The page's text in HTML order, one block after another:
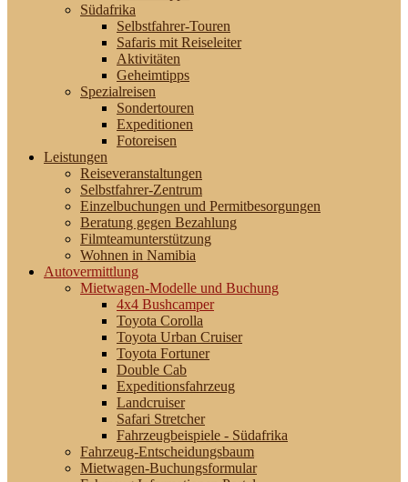
Südafrika
Selbstfahrer-Touren
Safaris mit Reiseleiter
Aktivitäten
Geheimtipps
Spezialreisen
Sondertouren
Expeditionen
Fotoreisen
Leistungen
Reiseveranstaltungen
Selbstfahrer-Zentrum
Einzelbuchungen und Permitbesorgungen
Beratung gegen Bezahlung
Filmteamunterstützung
Wohnen in Namibia
Autovermittlung
Mietwagen-Modelle und Buchung
4x4 Bushcamper
Toyota Corolla
Toyota Urban Cruiser
Toyota Fortuner
Double Cab
Expeditionsfahrzeug
Landcruiser
Safari Stretcher
Fahrzeugbeispiele - Südafrika
Fahrzeug-Entscheidungsbaum
Mietwagen-Buchungsformular